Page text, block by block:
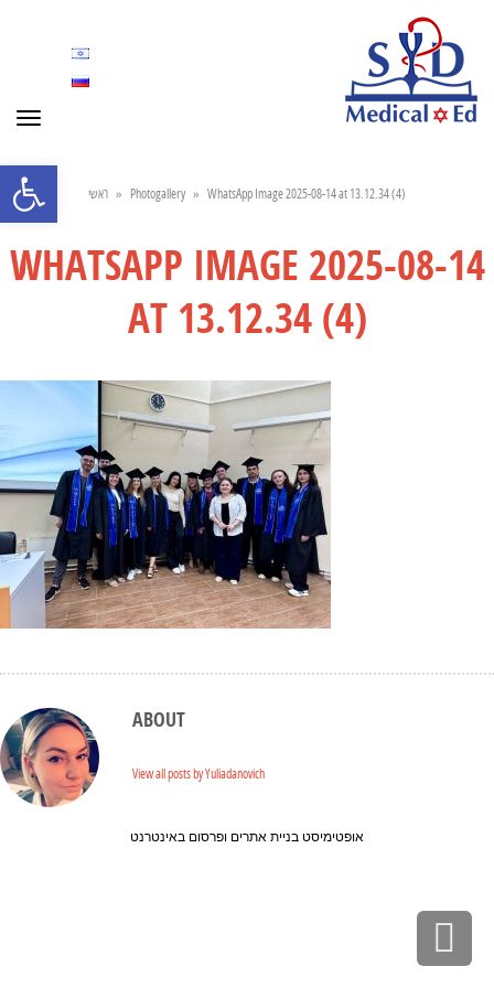
Open toolbar
Toggle
ראשי » Photogallery » WhatsApp Image 2025-08-14 at 13.12.34 (4)
WHATSAPP IMAGE 2025-08-14
AT 13.12.34 (4)
ABOUT
View all posts by Yuliadanovich
אופטימיסט בניית אתרים ופרסום באינטרנט
to